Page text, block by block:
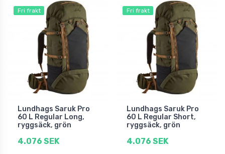
Fri frakt
Lundhags Saruk Pro
60 L Regular Long,
ryggsäck, grön
4.076 SEK
Fri frakt
Lundhags Saruk Pro
60 L Regular Short,
ryggsäck, grön
4.076 SEK